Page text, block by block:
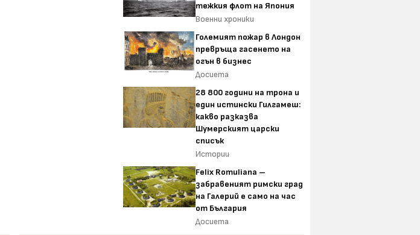
тежкия флот на Япония
Военни хроники
Големият пожар в Лондон
превръща гасенето на
огън в бизнес
Досиета
28 800 години на трона и
един истински Гилгамеш:
какво разказва
Шумерският царски
списък
Истории
Felix Romuliana –
забравеният римски град
на Галерий е само на час
от България
Досиета